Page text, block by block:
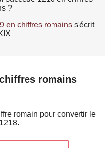
?
en chiffres romains s'écrit
romains
romain pour convertir le